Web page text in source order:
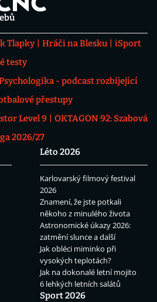
Tlapky Hráči na Blesku
iSport
testy
- podcast rozbíjející
přestupy
Level 9
OKTAGON 92: Szabová
2026/27
Léto 2026
Karlovarský filmový festival
2026
Znamení, že jste potkali
někoho z minulého života
Astronomické úkazy 2026:
zatmění slunce a další
Jak obléci miminko při
vysokých teplotách?
Jak na dokonalé letní mojito
6 lehkých letních salátů
Sport 2026